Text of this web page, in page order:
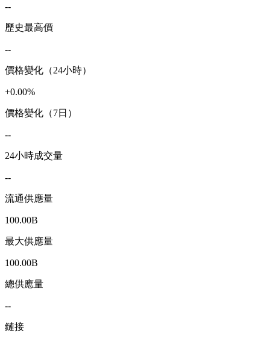
--
歷史最高價
--
價格變化（24小時）
+0.00%
價格變化（7日）
--
24小時成交量
--
流通供應量
100.00B
最大供應量
100.00B
總供應量
--
鏈接